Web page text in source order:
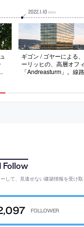
2022.1.10 MON
ギゴン / ゴヤーによる
ーリッヒの、高層オフ
「Andreasturm」。線
に分けられた外観デザ
る角度や天候や光の加
して、見逃せない建築情報を受け取